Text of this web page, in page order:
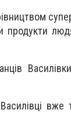
продукти
вже